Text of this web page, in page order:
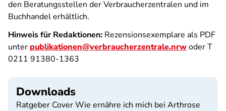
den Beratungsstellen der Verbraucherzentralen und im
Buchhandel erhältlich.
Hinweis für Redaktionen: Rezensionsexemplare als PDF
unter publikationen@verbraucherzentrale.nrwoder T
0211 91380-1363
Downloads
Ratgeber Cover Wie ernähre ich mich bei Arthrose